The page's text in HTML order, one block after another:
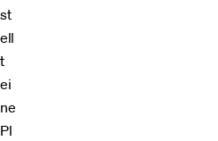
st
ell
t
ei
ne
Pl